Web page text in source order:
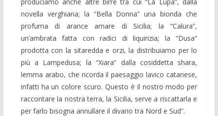
novella verghiana; la “Bella Donna” una bionda che
profuma di arance amare di Sicilia; la “Calura”,
un’ambrata fatta con radici di liquirizia; la “Dusa”
prodotta con la sitaredda e orzi, la distribuiamo per lo
più a Lampedusa; la “Xiara” dalla cosiddetta shara,
lemma arabo, che ricorda il paesaggio lavico catanese,
infatti ha un colore scuro. Questo è il nostro modo per
raccontare la nostra terra, la Sicilia, serve a riscattarla e
per farlo bisogna annullare il divario tra Nord e Sud”.